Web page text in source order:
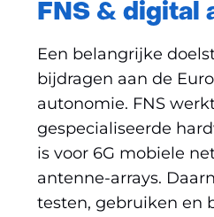
FNS & digital
Een belangrijke
bijdragen aan de
autonomie. FNS
gespecialiseerde
is voor 6G mobiele
antenne-arrays.
testen, gebruiken en